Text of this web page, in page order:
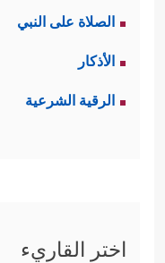
الصلاة على النبي
الأذكار
الرقية الشرعية
اختر القاريء